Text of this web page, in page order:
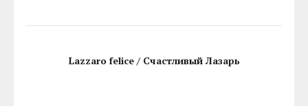
Lazzaro felice / Счастливый Лазарь